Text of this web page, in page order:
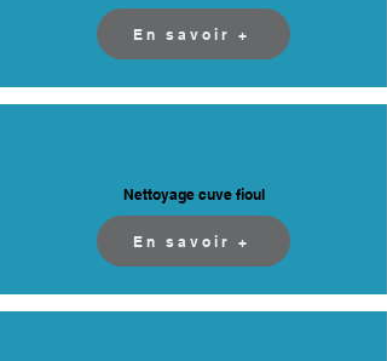
En savoir +
Nettoyage cuve fioul
En savoir +